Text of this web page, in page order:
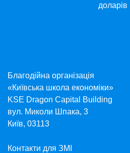
доларів
Благодійна організація
«Київська школа економіки»
KSE Dragon Capital Building
вул. Миколи Шпака, 3
Київ, 03113
Контакти для ЗМІ